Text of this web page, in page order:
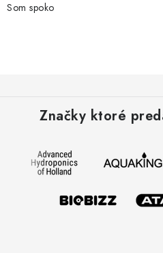
Som spoko
Značky ktoré